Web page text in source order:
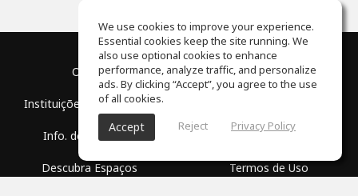
O Blog
Instituições Educacionais
Info. de Imprensa
Descubra Espaços
Sobre nós
Centro de Auxílio
Termos de Uso
We use cookies to improve your experience.
Essential cookies keep the site running. We
also use optional cookies to enhance
performance, analyze traffic, and personalize
ads. By clicking “Accept”, you agree to the use
of all cookies.
Accept Reject Privacy Policy